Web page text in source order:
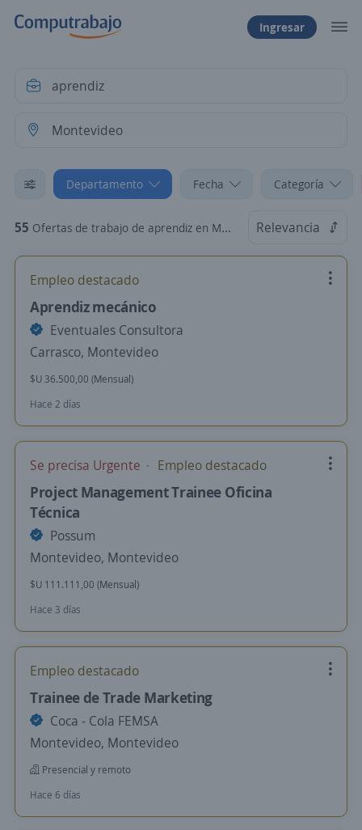
Ingresar
Departamento Fecha Categoría
55 Ofertas de trabajo de aprendiz en Montevideo Relevancia
Empleo destacado
Aprendiz mecánico
Eventuales Consultora
Carrasco, Montevideo
$U 36.500,00 (Mensual)
Hace 2 días
Se precisa Urgente Empleo destacado
Project Management Trainee Oficina
Técnica
Possum
Montevideo, Montevideo
$U 111.111,00 (Mensual)
Hace 3 días
Empleo destacado
Trainee de Trade Marketing
Coca - Cola FEMSA
Montevideo, Montevideo
Presencial y remoto
Hace 6 días